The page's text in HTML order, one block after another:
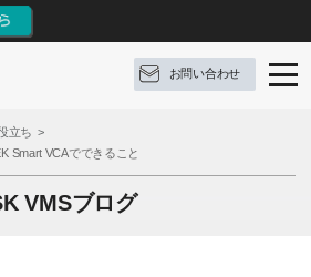
お問い合わせ
立ち
Smart VCAでできること
VMSブログ